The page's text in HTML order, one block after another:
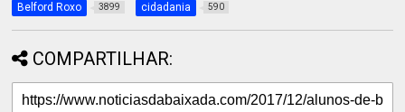
Belford Roxo 3899 cidadania 590
COMPARTILHAR: